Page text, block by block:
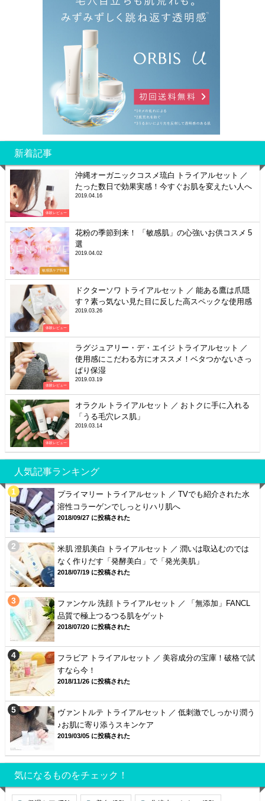
新着記事
体験レビュー
沖縄オーガニックコスメ琉白 トライアルセット ／
たった数日で効果実感！今すぐお肌を変えたい人へ
2019.04.16
敏感肌ケア特集
花粉の季節到来！ 「敏感肌」の心強いお供コスメ 5
選
2019.04.02
体験レビュー
ドクターソワ トライアルセット ／ 能ある鷹は爪隠
す？素っ気ない見た目に反した高スペックな使用感
2019.03.26
体験レビュー
ラグジュアリー・デ・エイジ トライアルセット ／
使用感にこだわる方にオススメ！ベタつかないさっ
ぱり保湿
2019.03.19
体験レビュー
オラクル トライアルセット ／ おトクに手に入れる
「うる毛穴レス肌」
2019.03.14
人気記事ランキング
プライマリー トライアルセット ／ TVでも紹介された水
溶性コラーゲンでしっとりハリ肌へ
2018/09/27 に投稿された
米肌 澄肌美白 トライアルセット ／ 潤いは取込むのでは
なく作りだす「発酵美白」で「発光美肌」
2018/07/19 に投稿された
ファンケル 洗顔 トライアルセット ／ 「無添加」FANCL
品質で極上つるつる肌をゲット
2018/07/20 に投稿された
フラビア トライアルセット ／ 美容成分の宝庫！破格で試
すなら今！
2018/11/26 に投稿された
ヴァントルテ トライアルセット ／ 低刺激でしっかり潤う
♪お肌に寄り添うスキンケア
2019/03/05 に投稿された
気になるものをチェック！